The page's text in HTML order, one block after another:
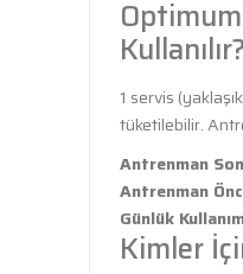
Kullanılır?
1 servis
tüketilebilir.
Antrenman
Antrenman
Günlük
Kimler